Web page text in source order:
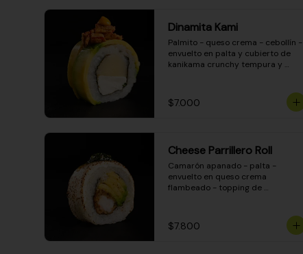
Dinamita Kami
Palmito - queso crema - cebollín -
envuelto en palta y cubierto de
kanikama crunchy tempura y
$7.000
Cheese Parrillero Roll
Camarón apanado - palta -
envuelto en queso crema
flambeado - topping de
$7.800